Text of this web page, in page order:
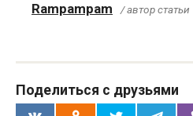
Rampampam / автор статьи
Поделиться с друзьями